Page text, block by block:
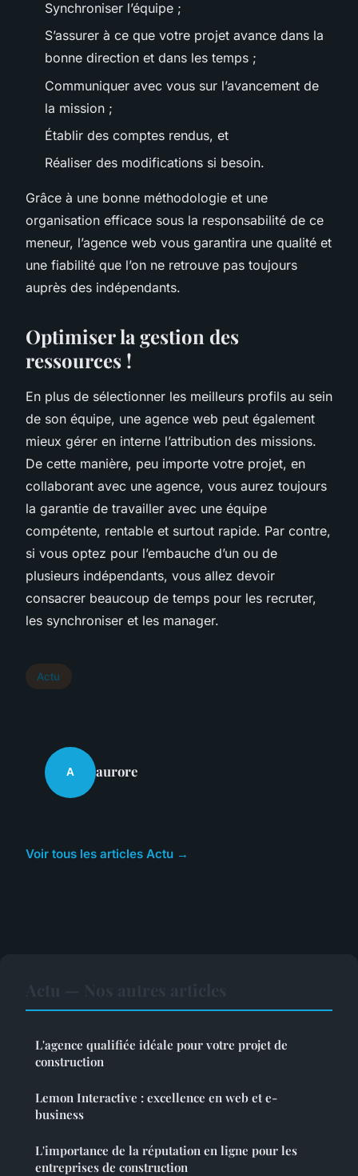
Synchroniser l’équipe ;
S’assurer à ce que votre projet avance dans la
bonne direction et dans les temps ;
Communiquer avec vous sur l’avancement de
la mission ;
Établir des comptes rendus, et
Réaliser des modifications si besoin.
Grâce à une bonne méthodologie et une
organisation efficace sous la responsabilité de ce
meneur, l’agence web vous garantira une qualité et
une fiabilité que l’on ne retrouve pas toujours
auprès des indépendants.
Optimiser la gestion des
ressources !
En plus de sélectionner les meilleurs profils au sein
de son équipe, une agence web peut également
mieux gérer en interne l’attribution des missions.
De cette manière, peu importe votre projet, en
collaborant avec une agence, vous aurez toujours
la garantie de travailler avec une équipe
compétente, rentable et surtout rapide. Par contre,
si vous optez pour l’embauche d’un ou de
plusieurs indépendants, vous allez devoir
consacrer beaucoup de temps pour les recruter,
les synchroniser et les manager.
Actu
A aurore
Voir tous les articles Actu →
L'agence qualifiée idéale pour votre projet de
construction
Lemon Interactive : excellence en web et e-
business
L'importance de la réputation en ligne pour les
entreprises de construction